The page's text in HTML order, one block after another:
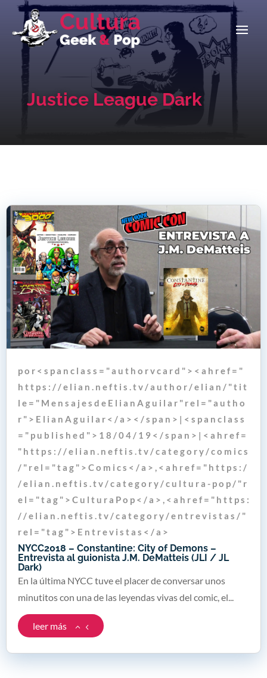
Justice League Dark
NYCC2018 – Constantine: City of Demons –
Entrevista al guionista J.M. DeMatteis (JLI / JL
Dark)
p o r < s p a n c l a s s = " a u t h o r v c a r d " > < a h r e f = "
h t t p s : / / e l i a n . n e f t i s . t v / a u t h o r / e l i a n / " t i t
l e = " M e n s a j e s d e E l i a n A g u i l a r " r e l = " a u t h o
r " > E l i a n A g u i l a r < / a > < / s p a n > | < s p a n c l a s s
= " p u b l i s h e d " > 1 8 / 0 4 / 1 9 < / s p a n > | < a h r e f =
" h t t p s : / / e l i a n . n e f t i s . t v / c a t e g o r y / c o m i c s
/ " r e l = " t a g " > C o m i c s < / a > , < a h r e f = " h t t p s : /
/ e l i a n . n e f t i s . t v / c a t e g o r y / c u l t u r a - p o p / " r
e l = " t a g " > C u l t u r a P o p < / a > , < a h r e f = " h t t p s :
/ / e l i a n . n e f t i s . t v / c a t e g o r y / e n t r e v i s t a s / "
r e l = " t a g " > E n t r e v i s t a s < / a >
En la última NYCC tuve el placer de conversar unos
minutitos con una de las leyendas vivas del comic, el...
leer más